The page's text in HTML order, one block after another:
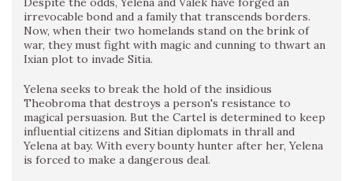
irrevocable bond and a family that transcends borders.
Now, when their two homelands stand on the brink of
war, they must fight with magic and cunning to thwart an
Ixian plot to invade Sitia.
Yelena seeks to break the hold of the insidious
Theobroma that destroys a person's resistance to
magical persuasion. But the Cartel is determined to keep
influential citizens and Sitian diplomats in thrall and
Yelena at bay. With every bounty hunter after her, Yelena
is forced to make a dangerous deal.